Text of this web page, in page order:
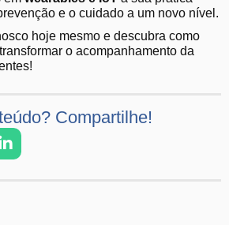
e o cuidado a um novo nível.
hoje mesmo e descubra como
o acompanhamento da
Compartilhe!